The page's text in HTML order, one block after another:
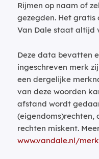
Rijmen op naam of
gezegden. Het gratis
Van Dale staat altijd
Deze data bevatten
ingeschreven merk
een dergelijke
van deze woorden
afstand wordt
(eigendoms)rechten,
rechten miskent.
www.vandale.nl/